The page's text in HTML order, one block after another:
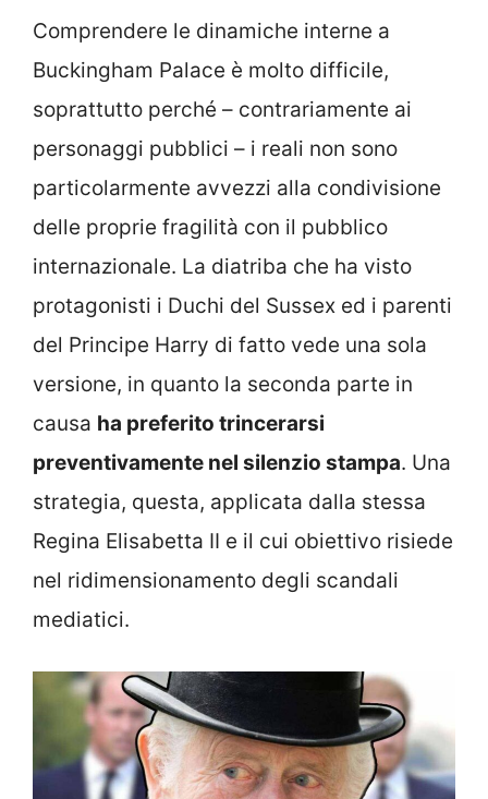
Comprendere le dinamiche interne a
Buckingham Palace è molto difficile,
soprattutto perché – contrariamente ai
personaggi pubblici – i reali non sono
particolarmente avvezzi alla condivisione
delle proprie fragilità con il pubblico
internazionale. La diatriba che ha visto
protagonisti i Duchi del Sussex ed i parenti
del Principe Harry di fatto vede una sola
versione, in quanto la seconda parte in
causa ha preferito trincerarsi
preventivamente nel silenzio stampa. Una
strategia, questa, applicata dalla stessa
Regina Elisabetta II e il cui obiettivo risiede
nel ridimensionamento degli scandali
mediatici.